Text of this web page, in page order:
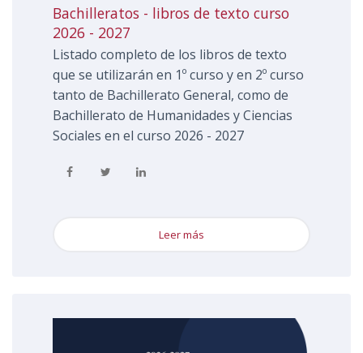
bachilleratos - libros de texto curso
2026 - 2027
Listado completo de los libros de texto
que se utilizarán en 1º curso y en 2º curso
tanto de Bachillerato General, como de
Bachillerato de Humanidades y Ciencias
Sociales en el curso 2026 - 2027
Leer más